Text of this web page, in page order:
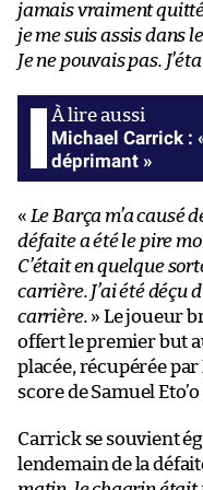
jamais vraiment
je me suis assis dans
Je ne pouvais pas.
Michael Carrick :
déprimant »
« Le Barça m’a causé
défaite a été le pire
C’était en quelque
carrière. J’ai été déçu
carrière. » Le joueur
offert le premier but
placée, récupérée
score de Samuel Eto’o
Carrick se souvient
lendemain de la